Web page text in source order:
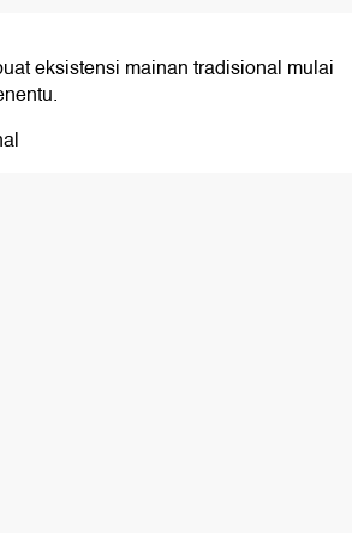
eksistensi mainan tradisional mulai